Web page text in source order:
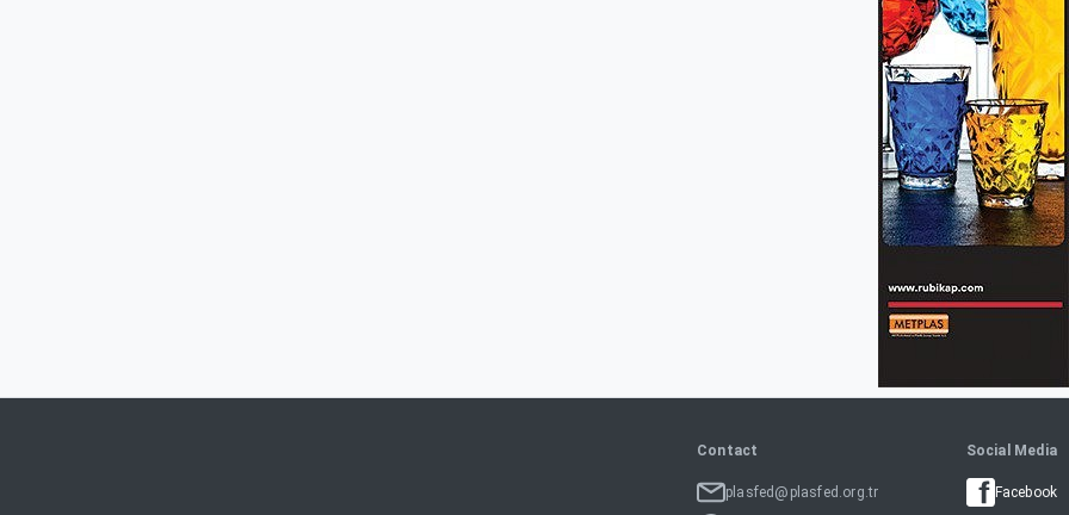
Contact
plasfed@plasfed.org.tr
Social Media
Facebook